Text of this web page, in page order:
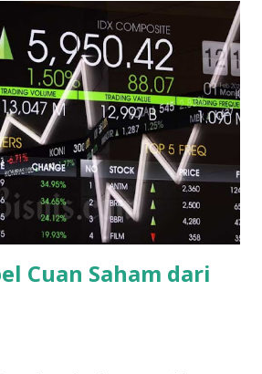
mulai dari Sektor Industri Dasar dan
Dasar dan Kimia terdiri lagi dari 8
Sektor Semen Indocement Tunggal
Baturaja (Persero) Tbk (SMBR)
Tbk (SMCB) Semen Indonesia
Waskita Beton Precast Tbk (WSBP)
(WTON) b. Sub Sektor Keramik
Flat Glass Tbk (AMFG) Arwana
Cahayaputra Asa Keramik Tbk
Cuan Saham dari